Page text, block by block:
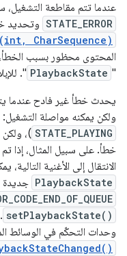
عندما تتم مقاطعة
STATE_ERROR وتحديد
CharSequence)
المحتوى محظور بسبب
"
PlaybackState
".
يحدث خطأ غير فادح عندما
ولكن يمكنه مواصلة
STATE_PLAYING )،
خطأ. على سبيل المثال، إذا
الانتقال إلى الأغنية
PlaybackState جديدة
setPlaybackState()
وحدات التحكّم في الوسائط